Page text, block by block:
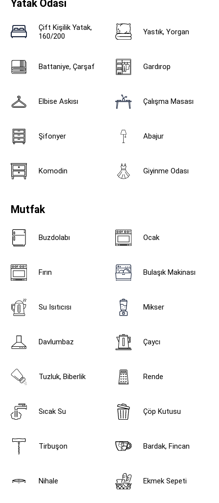
Yatak Odası
Çift Kişilik Yatak,
160/200
Yastık, Yorgan
Battaniye, Çarşaf Gardırop
Elbise Askısı Çalışma Masası
Şifonyer Abajur
Komodin Giyinme Odası
Mutfak
Buzdolabı Ocak
Fırın Bulaşık Makinası
Su Isıtıcısı Mikser
Davlumbaz Çaycı
Tuzluk, Biberlik Rende
Sıcak Su Çöp Kutusu
Tirbuşon Bardak, Fincan
Nihale Ekmek Sepeti